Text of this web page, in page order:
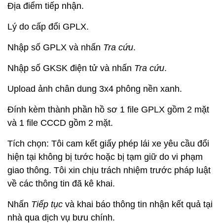
Địa điểm tiếp nhận.
Lý do cấp đổi GPLX.
Nhập số GPLX và nhấn Tra cứu.
Nhập số GKSK điện tử và nhấn Tra cứu.
Upload ảnh chân dung 3x4 phông nền xanh.
Đính kèm thành phần hồ sơ 1 file GPLX gồm 2 mặt
và 1 file CCCD gồm 2 mặt.
Tích chọn: Tôi cam kết giấy phép lái xe yêu cầu đổi
hiện tại không bị tước hoặc bị tạm giữ do vi phạm
giao thông. Tôi xin chịu trách nhiệm trước pháp luật
về các thông tin đã kê khai.
Nhấn Tiếp tục và khai báo thông tin nhận kết quả tại
nhà qua dịch vụ bưu chính.